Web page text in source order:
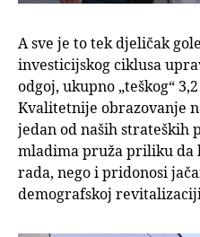
A sve je to tek djeličak
investicijskog ciklusa
odgoj, ukupno „teškog“
Kvalitetnije obrazovanje
jedan od naših strateških
mladima pruža priliku da
rada, nego i pridonosi
demografskoj